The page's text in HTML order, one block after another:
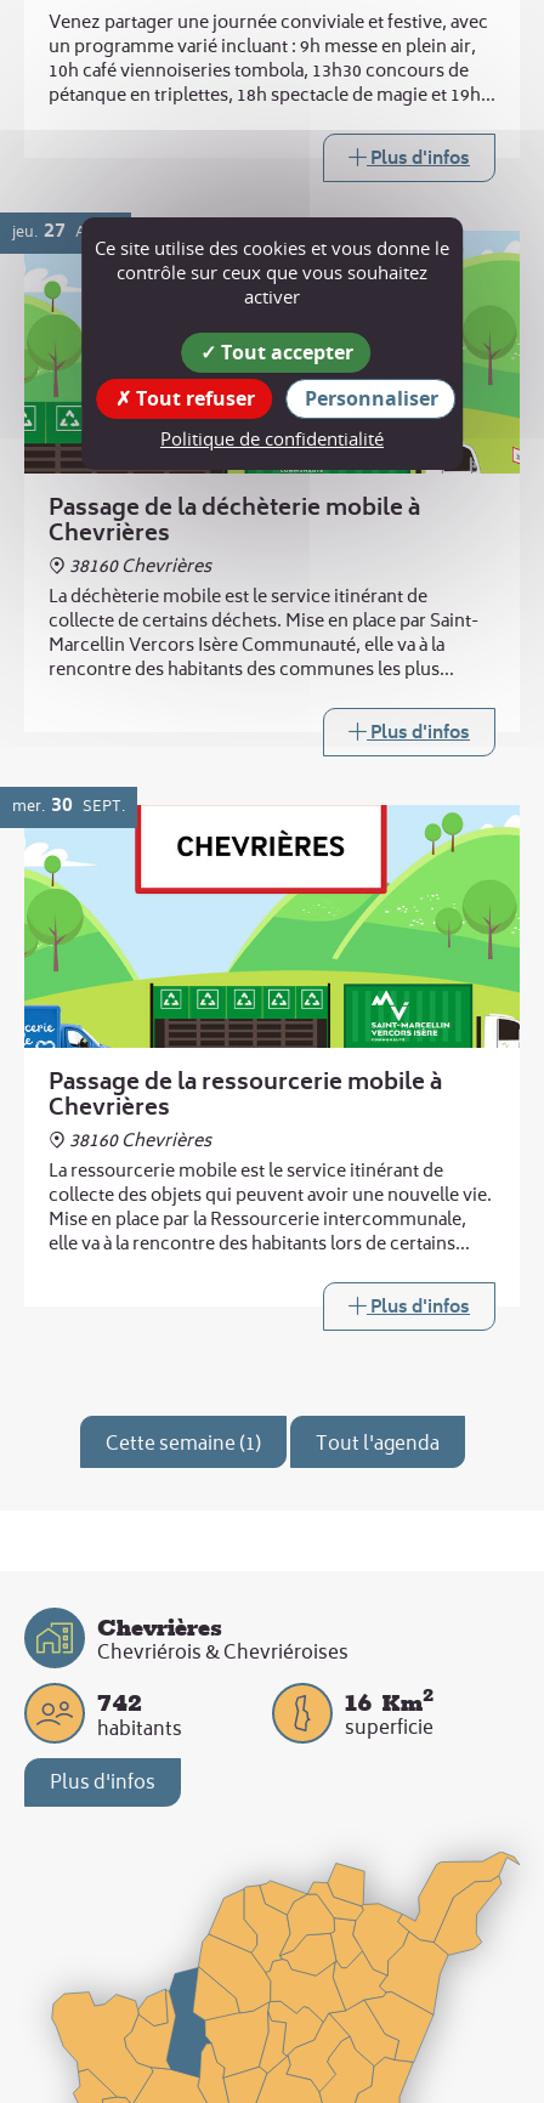
Venez partager une journée conviviale et festive, avec
un programme varié incluant : 9h messe en plein air,
10h café viennoiseries tombola, 13h30 concours de
pétanque en triplettes, 18h spectacle de magie et 19h
Plus d'infos
jeu. 27 AOÛT
Passage de la déchèterie mobile à
Chevrières
38160 Chevrières
La déchèterie mobile est le service itinérant de
collecte de certains déchets. Mise en place par Saint-
Marcellin Vercors Isère Communauté, elle va à la
rencontre des habitants des communes les plus
Plus d'infos
mer. 30 SEPT.
Passage de la ressourcerie mobile à
Chevrières
38160 Chevrières
La ressourcerie mobile est le service itinérant de
collecte des objets qui peuvent avoir une nouvelle vie.
Mise en place par la Ressourcerie intercommunale,
elle va à la rencontre des habitants lors de certains
Plus d'infos
Cette semaine (1) Tout l'agenda
Chevrières
Chevriérois & Chevriéroises
742
habitants
16 Km2
superficie
Plus d'infos
Ce site utilise des cookies et vous donne le
contrôle sur ceux que vous souhaitez
activer
Tout accepter
Tout refuser
Personnaliser
Politique de confidentialité